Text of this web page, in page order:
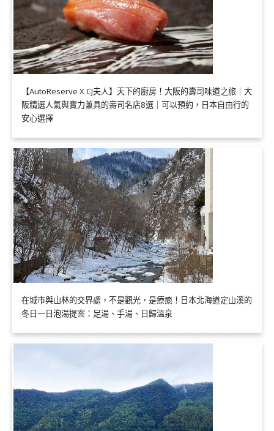
【AutoReserve X CJ夫人】天下的廚房！大阪的壽司味道之旅｜大
阪精選人氣與實力兼具的壽司名店8選｜可以預約，日本自由行的
安心選擇
在城市與山林的交界處，不是觀光，是療癒！日本北海道定山溪的
冬日一日泡湯提案：足湯、手湯、日歸溫泉